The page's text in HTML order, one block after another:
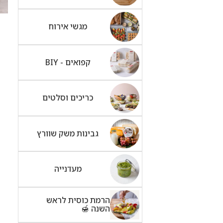
מגשי אירוח
קפואים - BIY
כריכים וסלטים
גבינות משק שוורץ
מעדנייה
הרמת כוסית לראש
השנה 🍯